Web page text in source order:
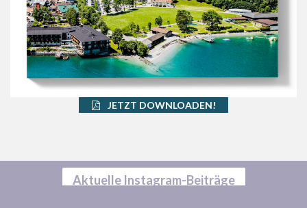
JETZT DOWNLOADEN!
Aktuelle Instagram-Beiträge